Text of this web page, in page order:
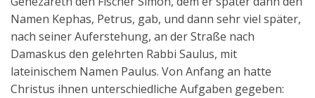
Namen Kephas, Petrus, gab, und dann sehr viel später,
nach seiner Auferstehung, an der Straße nach
Damaskus den gelehrten Rabbi Saulus, mit
lateinischem Namen Paulus. Von Anfang an hatte
Christus ihnen unterschiedliche Aufgaben gegeben: